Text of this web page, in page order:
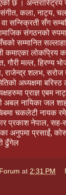
छ । अन्तरास्ट्रिय
कला, नाट्य,
सन्स्क्रिती सँग
संगठनको
सम्मानित
कमाएका लोकप्रिय
गौरी मल्ल, हिरण्य
राजेन्द्र शलभ,
अध्यक्षमा बरिस्ठ
प्राज्ञ एबम
अबल नायिका जल
चकलेटी नायक
प्रकाश नेपाल, सह-
अनुपमा प्रसाईं,
ढुँगेल
at 2:31 PM